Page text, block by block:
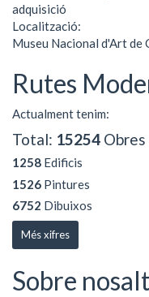
adquisició
Localització:
Museu Nacional d'Art de
Rutes
Actualment tenim:
Total: 15254 Obres
1258 Edificis
1526 Pintures
6752 Dibuixos
Més xifres
Sobre